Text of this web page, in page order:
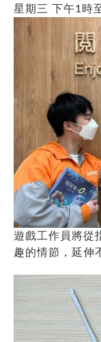
星期三 下午1時
遊戲工作員將從
趣的情節，延伸